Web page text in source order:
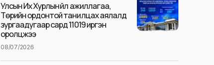
Улсын Их Хурлын үйл ажиллагаа,
Төрийн ордонтой танилцах аялалд
зургаадугаар сард 11019 иргэн
оролцжээ
08/07/2026